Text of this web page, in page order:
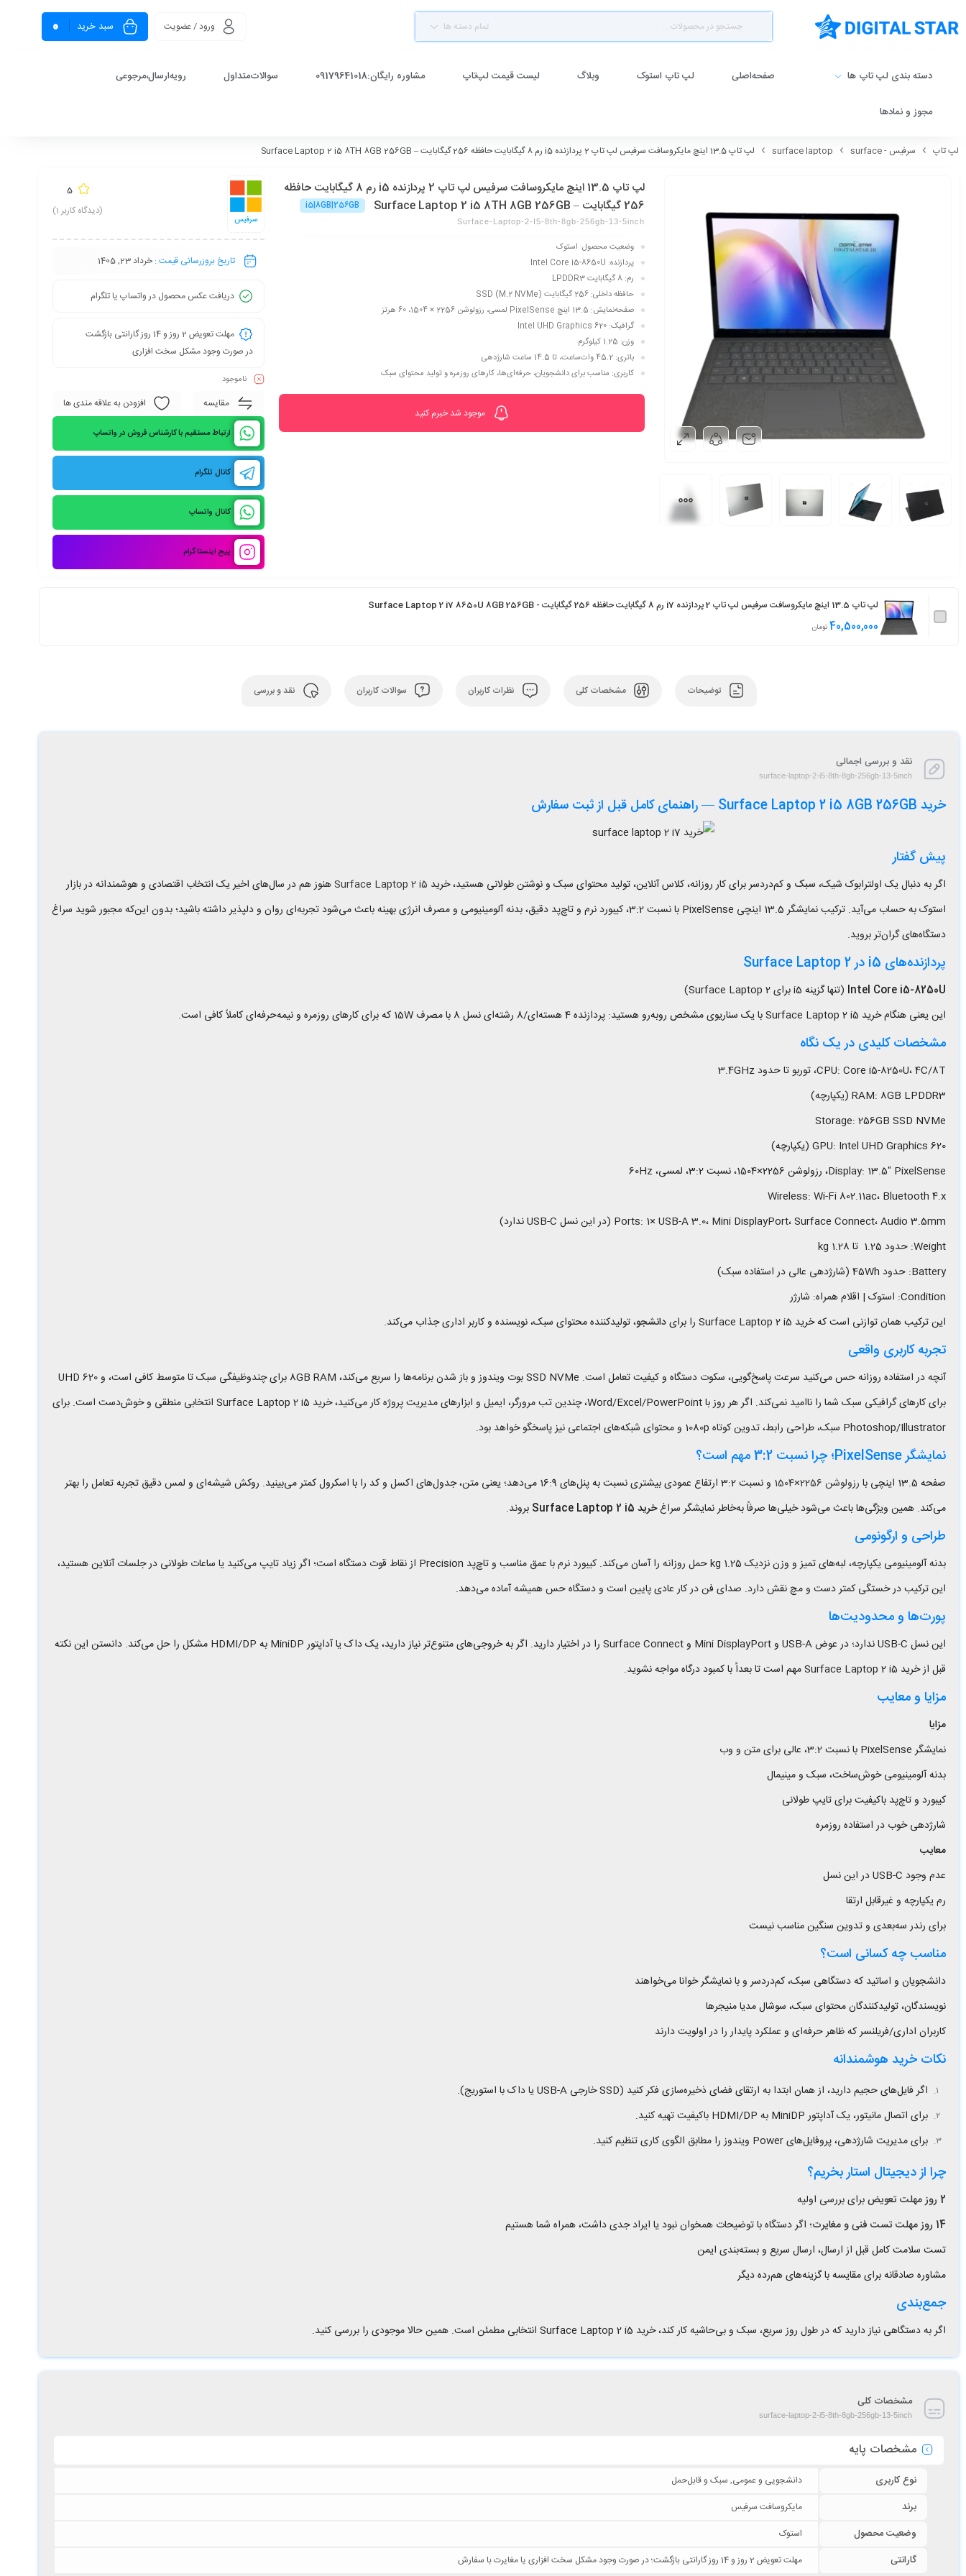
تمام دسته ها ورود / عضویت سبد خرید 0
دسته بندی لپ تاپ ها صفحه‌اصلی لپ تاپ استوک وبلاگ لیست قیمت لپ‌تاپ مشاوره رایگان:09179641018 سوالات‌متداول رویه‌ارسال،مرجوعی
مجوز و نمادها
لپ تاپ سرفیس - surface surface laptop لپ تاپ 13.5 اینچ مایکروسافت سرفیس لپ تاپ 2 پردازنده i5 رم 8 گیگابایت حافظه 256 گیگابایت – Surface Laptop 2 i5 8TH 8GB 256GB
لپ تاپ 13.5 اینچ مایکروسافت سرفیس لپ تاپ 2 پردازنده i5 رم 8 گیگابایت حافظه
256 گیگابایت – Surface Laptop 2 i5 8TH 8GB 256GB
i5|8GB|256GB
Surface-Laptop-2-I5-8th-8gb-256gb-13-5inch
وضعیت محصول: استوک
پردازنده: Intel Core i5-8650U
رم: 8 گیگابایت LPDDR3
حافظه داخلی: 256 گیگابایت SSD (M.2 NVMe)
صفحه‌نمایش: 13.5 اینچ PixelSense لمسی، رزولوشن 2256 × 1504، 60 هرتز
گرافیک: Intel UHD Graphics 620
وزن: 1.25 کیلوگرم
باتری: 45.2 وات‌ساعت، تا 14.5 ساعت شارژدهی
کاربری: مناسب برای دانشجویان، حرفه‌ای‌ها، کارهای روزمره و تولید محتوای سبک
موجود شد خبرم کنید
سرفیس
5
(دیدگاه کاربر 1
)
تاریخ بروزرسانی قیمت : خرداد 23, 1405
دریافت عکس محصول در واتساپ یا تلگرام
مهلت تعویض 2 روز و 14 روز گارانتی بازگشت
در صورت وجود مشکل سخت افزاری
ناموجود
مقایسه افزودن به علاقه مندی ها
ارتباط مستقیم با کارشناس فروش در واتساپ
کانال تلگرام
کانال واتساپ
پیج اینستاگرام
لپ تاپ 13.5 اینچ مایکروسافت سرفیس لپ تاپ 2 پردازنده i7 رم 8 گیگابایت حافظه 256 گیگابایت - Surface Laptop 2 i7 8650U 8GB 256GB
40,500,000 تومان
توضیحات مشخصات کلی نظرات کاربران سوالات کاربران نقد و بررسی
نقد و بررسی اجمالی
surface-laptop-2-i5-8th-8gb-256gb-13-5inch
خرید Surface Laptop 2 i5 8GB 256GB — راهنمای کامل قبل از ثبت سفارش
پیش گفتار
اگر به دنبال یک اولترابوک شیک، سبک و کم‌دردسر برای کار روزانه، کلاس آنلاین، تولید محتوای سبک و نوشتن طولانی هستید، خرید Surface Laptop 2 i5هنوز هم در سال‌های اخیر یک انتخاب اقتصادی و هوشمندانه در بازار
استوک به حساب می‌آید. ترکیب نمایشگر 13.5 اینچی PixelSense با نسبت 3:2، کیبورد نرم و تاچ‌پد دقیق، بدنه آلومینیومی و مصرف انرژی بهینه باعث می‌شود تجربه‌ای روان و دلپذیر داشته باشید؛ بدون این‌که مجبور شوید سراغ
دستگاه‌های گران‌تر بروید.
پردازنده‌های i5 در Surface Laptop 2
Intel Core i5-8250U (تنها گزینه i5 برای Surface Laptop 2)
این یعنی هنگام خرید Surface Laptop 2 i5 با یک سناریوی مشخص روبه‌رو هستید: پردازنده 4 هسته‌ای/8 رشته‌ای نسل 8 با مصرف 15W که برای کارهای روزمره و نیمه‌حرفه‌ای کاملاً کافی است.
مشخصات کلیدی در یک نگاه
CPU: Core i5-8250U، 4C/8T، توربو تا حدود 3.4GHz
RAM: 8GB LPDDR3 (یکپارچه)
Storage: 256GB SSD NVMe
GPU: Intel UHD Graphics 620 (یکپارچه)
Display: 13.5″ PixelSense، رزولوشن 2256×1504، نسبت 3:2، لمسی، 60Hz
Wireless: Wi-Fi 802.11ac، Bluetooth 4.x
Ports: 1× USB-A 3.0، Mini DisplayPort، Surface Connect، Audio 3.5mm (در این نسل USB-C ندارد)
Weight: حدود 1.25 تا 1.28 kg
Battery: حدود 45Wh (شارژدهی عالی در استفاده سبک)
Condition: استوک | اقلام همراه: شارژر
این ترکیب همان توازنی است که خرید Surface Laptop 2 i5 را برای
دانشجو، تولیدکننده محتوای سبک، نویسنده و کاربر اداری جذاب می‌کند.
تجربه کاربری واقعی
آنچه در استفاده روزانه حس می‌کنید سرعت پاسخ‌گویی، سکوت دستگاه و کیفیت تعامل است. SSD NVMe بوت ویندوز و باز شدن برنامه‌ها را سریع می‌کند، 8GB RAM برای چندوظیفگی سبک تا متوسط کافی است، و UHD 620
برای کارهای گرافیکی سبک شما را ناامید نمی‌کند. اگر هر روز با Word/Excel/PowerPoint، چندین تب مرورگر، ایمیل و ابزارهای مدیریت پروژه کار می‌کنید، خرید Surface Laptop 2 i5 انتخابی منطقی و خوش‌دست است. برای
Photoshop/Illustrator سبک، طراحی رابط، تدوین کوتاه 1080p و محتوای شبکه‌های اجتماعی نیز پاسخگو خواهد بود.
نمایشگر PixelSense؛ چرا نسبت 3:2 مهم است؟
صفحه 13.5 اینچی با رزولوشن 2256×1504
و نسبت 3:2 ارتفاع عمودی بیشتری نسبت به پنل‌های 16:9 می‌دهد؛ یعنی متن، جدول‌های اکسل و کد را با اسکرول کمتر می‌بینید. روکش شیشه‌ای و لمس دقیق تجربه تعامل را بهتر
می‌کند. همین ویژگی‌ها باعث می‌شود خیلی‌ها صرفاً به‌خاطر نمایشگر سراغخرید Surface Laptop 2 i5 بروند.
طراحی و ارگونومی
بدنه آلومینیومی یکپارچه، لبه‌های تمیز و وزن نزدیک 1.25 kg حمل روزانه را آسان می‌کند. کیبورد نرم با عمق مناسب و تاچ‌پد Precision از نقاط قوت دستگاه است؛ اگر زیاد تایپ می‌کنید یا ساعات طولانی در جلسات آنلاین هستید،
این ترکیب در خستگی کمتر دست و مچ نقش دارد. صدای فن در کار عادی پایین است و دستگاه حس همیشه آماده می‌دهد.
پورت‌ها و محدودیت‌ها
این نسل USB-C ندارد؛ در عوض USB-A و Mini DisplayPort و Surface Connect را در اختیار دارید. اگر به خروجی‌های متنوع‌تر نیاز دارید، یک داک یا آداپتور MiniDP به HDMI/DP مشکل را حل می‌کند. دانستن این نکته
قبل از خرید Surface Laptop 2 i5 مهم است تا بعداً با کمبود درگاه مواجه نشوید.
مزایا و معایب
مزایا
نمایشگر PixelSense با نسبت 3:2، عالی برای متن و وب
بدنه آلومینیومی خوش‌ساخت، سبک و مینیمال
کیبورد و تاچ‌پد باکیفیت برای تایپ طولانی
شارژدهی خوب در استفاده روزمره
معایب
عدم وجود USB-C در این نسل
رم یکپارچه و غیرقابل ارتقا
برای رندر سه‌بعدی و تدوین سنگین مناسب نیست
مناسب چه کسانی است؟
دانشجویان و اساتید که دستگاهی سبک، کم‌دردسر و با نمایشگر خوانا می‌خواهند
نویسندگان، تولیدکنندگان محتوای سبک، سوشال مدیا منیجرها
کاربران اداری/فریلنسر که ظاهر حرفه‌ای و عملکرد پایدار را در اولویت دارند
نکات خرید هوشمندانه
اگر فایل‌های حجیم دارید، از همان ابتدا به ارتقای فضای ذخیره‌سازی فکر کنید (SSD خارجی USB-A یا داک با استوریج).
برای اتصال مانیتور، یک آداپتور MiniDP به HDMI/DP باکیفیت تهیه کنید.
برای مدیریت شارژدهی، پروفایل‌های Power ویندوز را مطابق الگوی کاری تنظیم کنید.
چرا از دیجیتال استار بخریم؟
2 روز مهلت تعویض
برای بررسی اولیه
14 روز مهلت تست فنی و مغایرت
؛ اگر دستگاه با توضیحات همخوان نبود یا ایراد جدی داشت، همراه شما هستیم
تست سلامت کامل قبل از ارسال، ارسال سریع و بسته‌بندی ایمن
مشاوره صادقانه برای مقایسه با گزینه‌های هم‌رده دیگر
جمع‌بندی
اگر به دستگاهی نیاز دارید که در طول روز سریع، سبک و بی‌حاشیه کار کند، خرید Surface Laptop 2 i5 انتخابی مطمئن است. همین حالا موجودی را بررسی کنید.
مشخصات کلی
surface-laptop-2-i5-8th-8gb-256gb-13-5inch
مشخصات پایه
نوع کاربری دانشجویی و عمومی, سبک و قابل‌حمل
برند مایکروسافت سرفیس
وضعیت محصول استوک
گارانتی مهلت تعویض 2 روز و 14 روز گارانتی بازگشت؛ در صورت وجود مشکل سخت‌ افزاری یا مغایرت با سفارش